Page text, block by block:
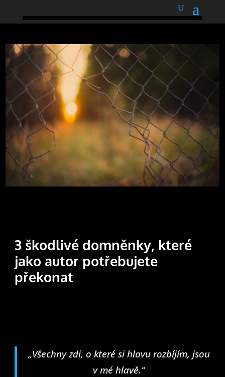
3 škodlivé domněnky, které
jako autor potřebujete
překonat
„Všechny zdi, o které si hlavu rozbíjím, jsou
v mé hlavě.“